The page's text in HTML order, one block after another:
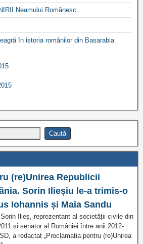
Neamului Românesc
în istoria românilor din Basarabia
(re)Unirea Republicii
Sorin Ilieșiu le-a trimis-o
Iohannis și Maia Sandu
Ilieș, reprezentant al societății civile din
și senator al României între anii 2012-
a redactat „Proclamația pentru (re)Unirea